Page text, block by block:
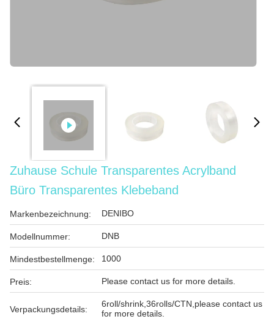
Zuhause Schule Transparentes Acrylband
Büro Transparentes Klebeband
Markenbezeichnung: DENIBO
Modellnummer: DNB
Mindestbestellmenge: 1000
Preis: Please contact us for more details.
Verpackungsdetails:
6roll/shrink,36rolls/CTN,please contact us
for more details.